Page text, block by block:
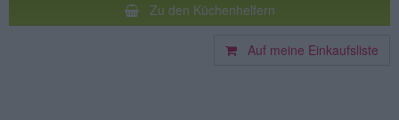
Zu den Küchenhelfern
Auf meine Einkaufsliste